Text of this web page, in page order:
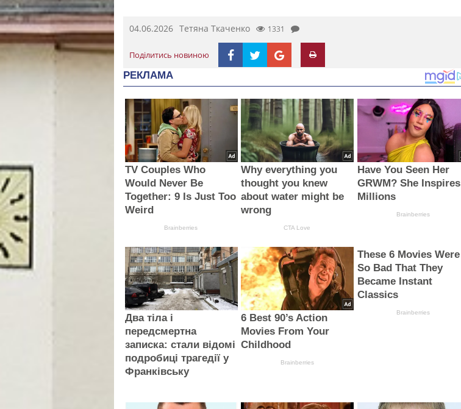
04.06.2026 Тетяна Ткаченко 1331
Поділитись новиною
РЕКЛАМА
TV Couples Who
Would Never Be
Together: 9 Is Just Too
Weird
Brainberries
Why everything you
thought you knew
about water might be
wrong
CTA Love
Have You Seen Her
GRWM? She Inspires
Millions
Brainberries
Два тіла і
передсмертна
записка: стали відомі
подробиці трагедії у
Франківську
6 Best 90’s Action
Movies From Your
Childhood
Brainberries
These 6 Movies Were
So Bad That They
Became Instant
Classics
Brainberries